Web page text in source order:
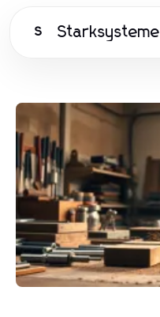
S Starksysteme